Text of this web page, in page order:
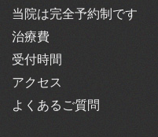
当院は完全予約制です
治療費
受付時間
アクセス
よくあるご質問